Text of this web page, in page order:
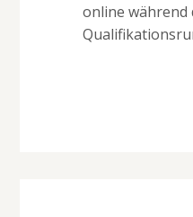
online während